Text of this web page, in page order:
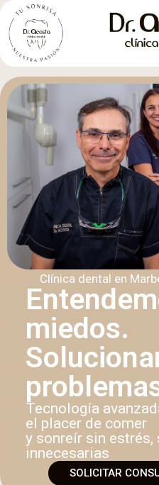
Clínica dental en
miedos.
Tecnología
el placer de comer
y sonreír sin
innecesarias
SOLICITAR